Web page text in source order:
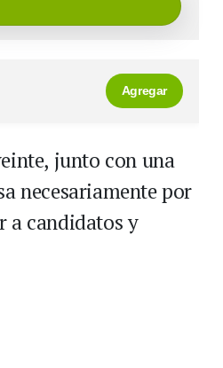
Agregar
junto con una
necesariamente por
a candidatos y